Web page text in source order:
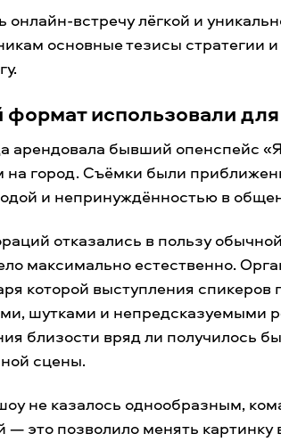
онлайн-встречу лёгкой и
основные тезисы стратегии
формат использовали
арендовала бывший опенспейс
на город. Съёмки были
и непринуждённостью в
отказались в пользу
максимально естественно.
которой выступления
шутками и непредсказуемыми
близости вряд ли получилось
сцены.
не казалось однообразным,
— это позволило менять картинку